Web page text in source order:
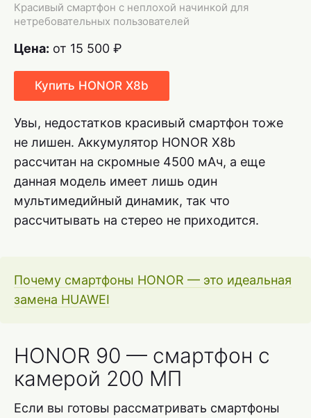
Красивый смартфон с неплохой начинкой для
нетребовательных пользователей
Цена: от 15 500 ₽
Купить HONOR X8b
Увы, недостатков красивый смартфон тоже
не лишен. Аккумулятор HONOR X8b
рассчитан на скромные 4500 мАч, а еще
данная модель имеет лишь один
мультимедийный динамик, так что
рассчитывать на стерео не приходится.
Почему смартфоны HONOR — это идеальная
замена HUAWEI
HONOR 90 — смартфон с
камерой 200 МП
Если вы готовы рассматривать смартфоны